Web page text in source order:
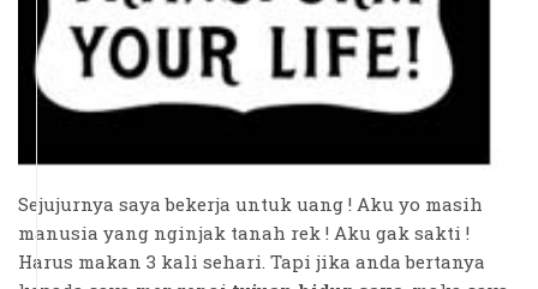
Sejujurnya saya bekerja untuk uang ! Aku yo masih
manusia yang nginjak tanah rek ! Aku gak sakti !
Harus makan 3 kali sehari. Tapi jika anda bertanya